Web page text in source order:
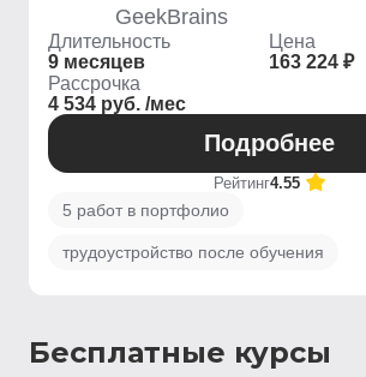
GeekBrains
Длительность
9 месяцев
Цена
163 224 ₽
Рассрочка
4 534 руб. /мес
Подробнее
Рейтинг4.55
5 работ в портфолио
трудоустройство после обучения
Бесплатные курсы